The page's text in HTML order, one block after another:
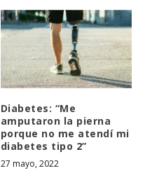
Diabetes: “Me
amputaron la pierna
porque no me atendí mi
diabetes tipo 2”
27 mayo, 2022